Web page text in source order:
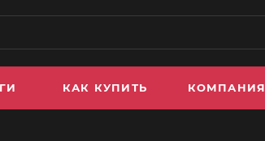
КАК КУПИТЬ КОМПАНИЯ